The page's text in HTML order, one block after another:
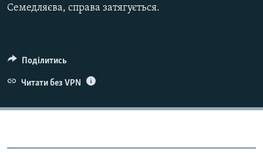
Семедляєва, справа затягується.
Поділитись
Читати без VPN